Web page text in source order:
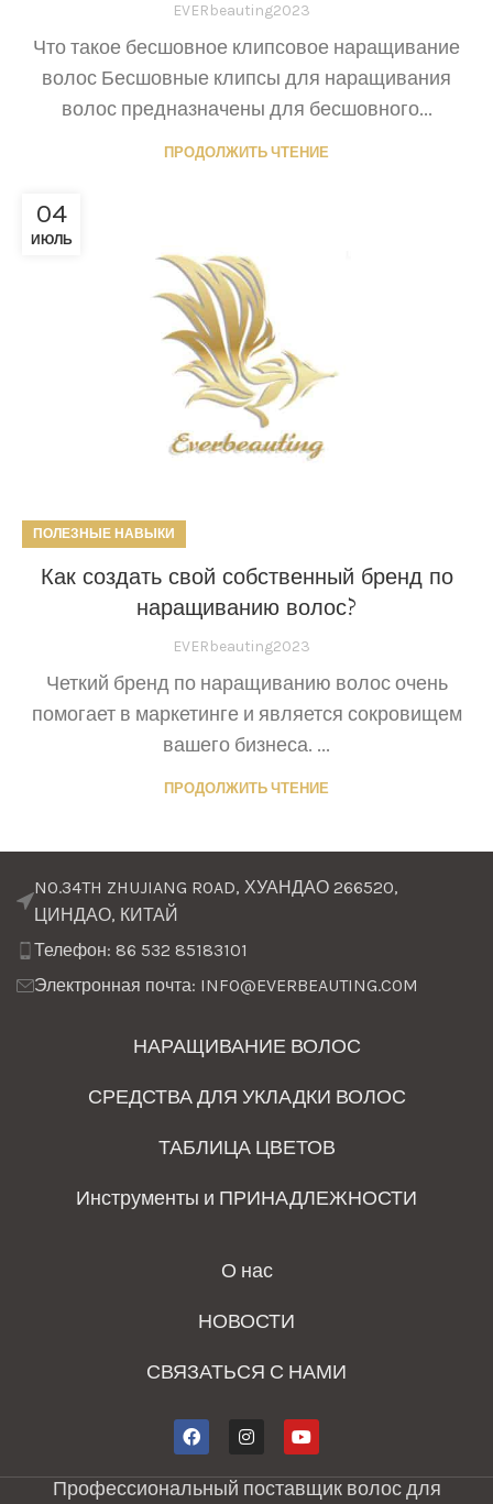
EVERbeauting2023
Что такое бесшовное клипсовое наращивание
волос Бесшовные клипсы для наращивания
волос предназначены для бесшовного...
ПРОДОЛЖИТЬ ЧТЕНИЕ
04
ИЮЛЬ
ПОЛЕЗНЫЕ НАВЫКИ
Как создать свой собственный бренд по
наращиванию волос?
EVERbeauting2023
Четкий бренд по наращиванию волос очень
помогает в маркетинге и является сокровищем
вашего бизнеса. ...
ПРОДОЛЖИТЬ ЧТЕНИЕ
NO.34TH ZHUJIANG ROAD, ХУАНДАО 266520,
ЦИНДАО, КИТАЙ
Телефон: 86 532 85183101
Электронная почта: INFO@EVERBEAUTING.COM
НАРАЩИВАНИЕ ВОЛОС
СРЕДСТВА ДЛЯ УКЛАДКИ ВОЛОС
ТАБЛИЦА ЦВЕТОВ
Инструменты и ПРИНАДЛЕЖНОСТИ
О нас
НОВОСТИ
СВЯЗАТЬСЯ С НАМИ
Профессиональный поставщик волос для